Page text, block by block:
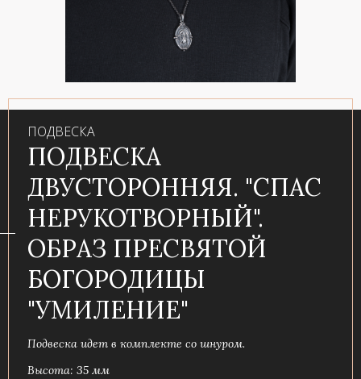
ПОДВЕСКА
ПОДВЕСКА
ДВУСТОРОННЯЯ. "СПАС
НЕРУКОТВОРНЫЙ".
ОБРАЗ ПРЕСВЯТОЙ
БОГОРОДИЦЫ
"УМИЛЕНИЕ"
Подвеска идет в комплекте со шнуром.
Высота: 35 мм